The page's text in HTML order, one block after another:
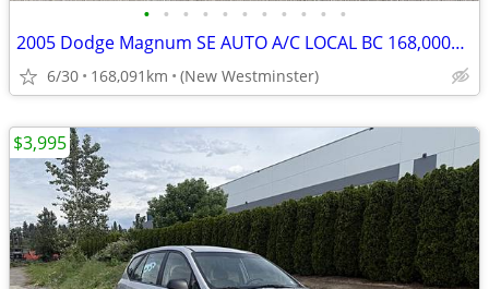
• • • • • • • • • • •
2005 Dodge Magnum SE AUTO A/C LOCAL BC 168,000KM
6/30 168,091km (New Westminster)
$3,995